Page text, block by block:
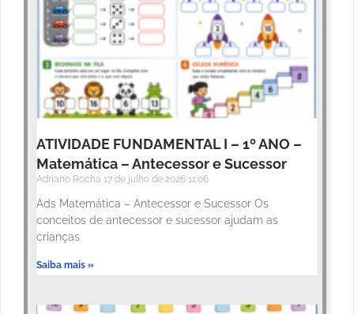
ATIVIDADE FUNDAMENTAL I – 1º ANO –
Matemática – Antecessor e Sucessor
Adriano Rocha 17 de julho de 2026 11:06
Ads Matemática – Antecessor e Sucessor Os
conceitos de antecessor e sucessor ajudam as
crianças
Saiba mais »